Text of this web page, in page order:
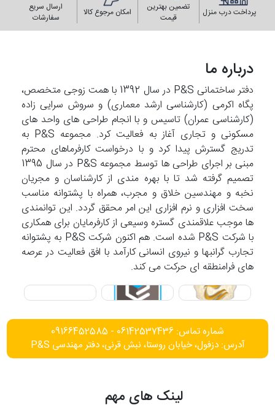
پرداخت درب منزل
تضمین بهترین
قیمت
امکان مرجوع کالا
ارسال سریع
سفارشات
درباره ما
دفتر ساختمانی P&S در سال 1392 با همت زوجی متخصص،
پگاه اکرمی (کارشناسی ارشد معماری) و سروش سرایی زاده
(کارشناسی عمران) تاسیس و با انجام طراحی های واحد های
مسکونی و تجاری آغاز به فعالیت کرد. مجموعه P&S به
تدریج گسترش پیدا کرد و با درخواست کارفرماهای محترم
مبنی بر اجرای طراحی ها توسط مجموعه P&S در سال 1395
تصمیم گرفته شد تا با بهره مندی از کارشناسان و مجریان
نخبه و مهندسین خلاق و مجرب، همراه با پشتوانه مناسب
سخت افزاری و نرم افزاری این امر محقق گردد. این توانمندی
ها موجب علاقمندی گستره وسیعی از کارفرمایان برای همکاری
با شرکت P&S شده است. هم اکنون شرکت P&S به پشتوانه
تجارب گرانبها و نیروی انسانی کارآمد با افق فعالیت در عرصه
های فرامنطقه ای حرکت می کند.
شماره تماس: 06142537436 - 09166452585
آدرس: دزفول، خیابان روستا، نبش قرنی، دفتر مهندسی P&S
لینک های مهم